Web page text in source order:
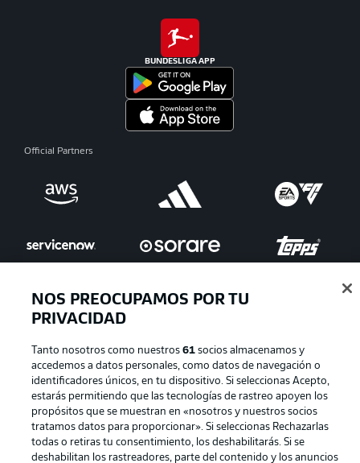
BUNDESLIGA APP
Official Partners
Gestionar las preferencias Declaracion de privacidad
Canales Trabajos
Jugadores Condiciones de uso
Sello Editorial Contacto
NOS PREOCUPAMOS POR TU
PRIVACIDAD
Tanto nosotros como nuestros61 socios almacenamos y
accedemos a datos personales, como datos de navegación o
identificadores únicos, en tu dispositivo. Si seleccionas Acepto,
estarás permitiendo que las tecnologías de rastreo apoyen los
propósitos que se muestran en «nosotros y nuestros socios
tratamos datos para proporcionar». Si seleccionas Rechazarlas
todas o retiras tu consentimiento, los deshabilitarás. Si se
deshabilitan los rastreadores, parte del contenido y los anuncios